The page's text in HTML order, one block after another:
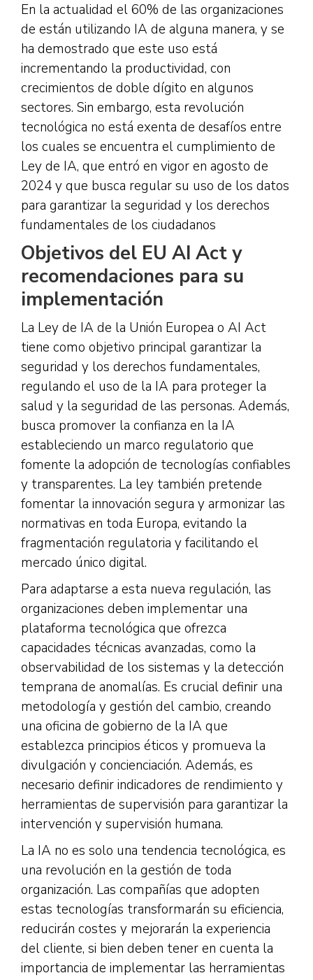
En la actualidad el 60% de las organizaciones
de están utilizando IA de alguna manera, y se
ha demostrado que este uso está
incrementando la productividad, con
crecimientos de doble dígito en algunos
sectores. Sin embargo, esta revolución
tecnológica no está exenta de desafíos entre
los cuales se encuentra el cumplimiento de
Ley de IA, que entró en vigor en agosto de
2024 y que busca regular su uso de los datos
para garantizar la seguridad y los derechos
fundamentales de los ciudadanos
Objetivos del EU AI Act y
recomendaciones para su
implementación
La Ley de IA de la Unión Europea o AI Act
tiene como objetivo principal garantizar la
seguridad y los derechos fundamentales,
regulando el uso de la IA para proteger la
salud y la seguridad de las personas. Además,
busca promover la confianza en la IA
estableciendo un marco regulatorio que
fomente la adopción de tecnologías confiables
y transparentes. La ley también pretende
fomentar la innovación segura y armonizar las
normativas en toda Europa, evitando la
fragmentación regulatoria y facilitando el
mercado único digital.
Para adaptarse a esta nueva regulación, las
organizaciones deben implementar una
plataforma tecnológica que ofrezca
capacidades técnicas avanzadas, como la
observabilidad de los sistemas y la detección
temprana de anomalías. Es crucial definir una
metodología y gestión del cambio, creando
una oficina de gobierno de la IA que
establezca principios éticos y promueva la
divulgación y concienciación. Además, es
necesario definir indicadores de rendimiento y
herramientas de supervisión para garantizar la
intervención y supervisión humana.
La IA no es solo una tendencia tecnológica, es
una revolución en la gestión de toda
organización. Las compañías que adopten
estas tecnologías transformarán su eficiencia,
reducirán costes y mejorarán la experiencia
del cliente, si bien deben tener en cuenta la
importancia de implementar las herramientas